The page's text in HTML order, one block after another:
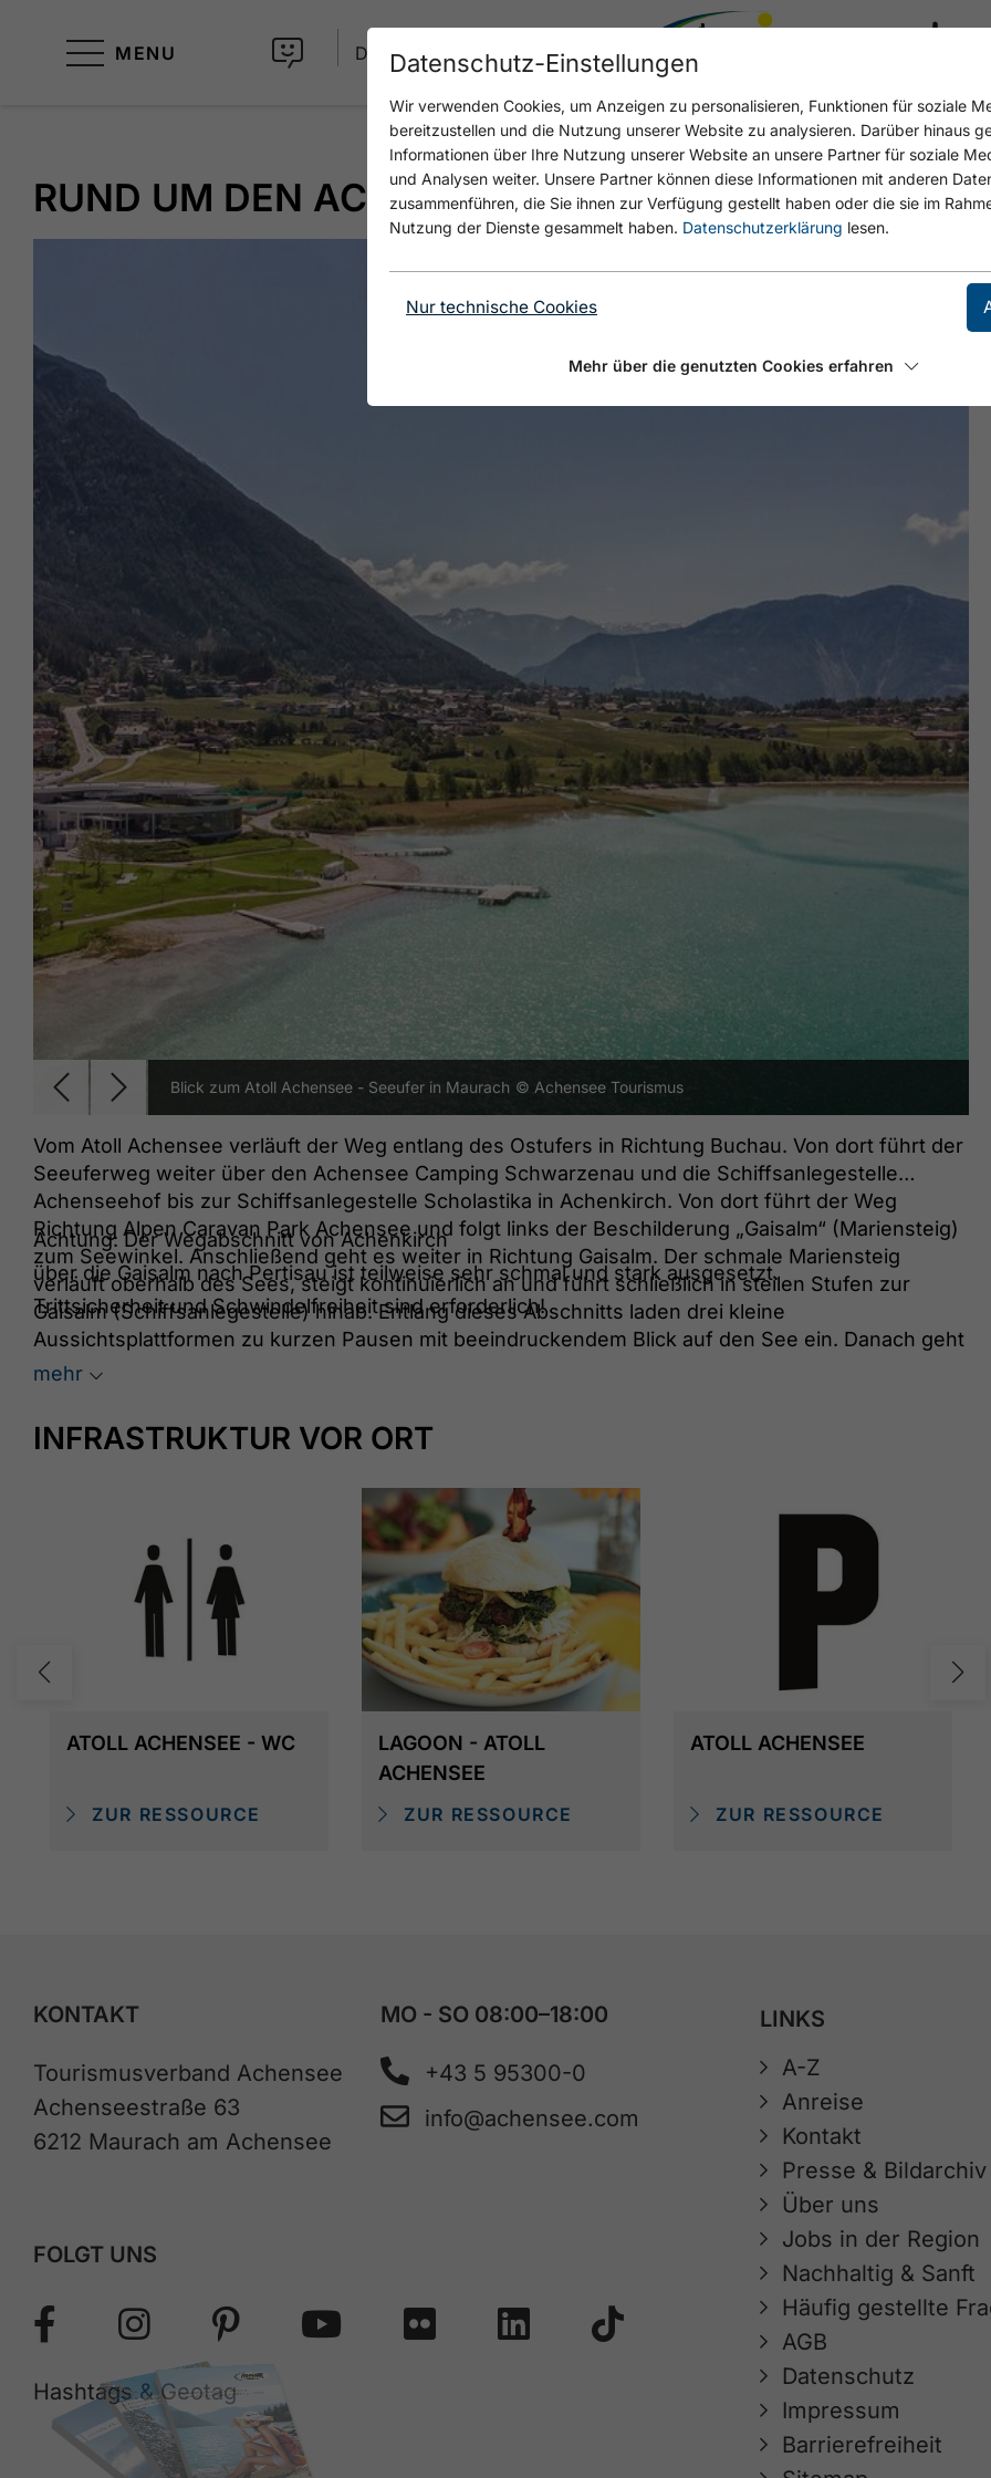
MENU DE
RUND UM DEN ACHENSEE (MAURACH)
Blick zum Atoll Achensee - Seeufer in Maurach © Achensee Tourismus
Vom Atoll Achensee verläuft der Weg entlang des Ostufers in Richtung Buchau. Von dort führt der
Seeuferweg weiter über den Achensee Camping Schwarzenau und die Schiffsanlegestelle
Achenseehof bis zur Schiffsanlegestelle Scholastika in Achenkirch. Von dort führt der Weg
Richtung Alpen Caravan Park Achensee und folgt links der Beschilderung „Gaisalm“ (Mariensteig)
zum Seewinkel. Anschließend geht es weiter in Richtung Gaisalm. Der schmale Mariensteig
verläuft oberhalb des Sees, steigt kontinuierlich an und führt schließlich in steilen Stufen zur
Gaisalm (Schiffsanlegestelle) hinab. Entlang dieses Abschnitts laden drei kleine
Aussichtsplattformen zu kurzen Pausen mit beeindruckendem Blick auf den See ein. Danach geht
es auf schmalen Felssteigen weiter nach Pertisau. Entlang der Seepromenade führt der Weg am
Achensee.
Achtung: Der Wegabschnitt von Achenkirch
über die Gaisalm nach Pertisau ist teilweise sehr schmal und stark ausgesetzt.
Trittsicherheit und Schwindelfreiheit sind erforderlich!
mehr
INFRASTRUKTUR VOR ORT
ATOLL ACHENSEE - WC
ZUR RESSOURCE
LAGOON - ATOLL
ACHENSEE
ZUR RESSOURCE
ATOLL ACHENSEE
ZUR RESSOURCE
KONTAKT
Tourismusverband Achensee
Achenseestraße 63
6212 Maurach am Achensee
MO - SO 08:00–18:00
+43 5 95300-0
info@achensee.com
FOLGT UNS
Hashtags & Geotag
LINKS
A-Z
Anreise
Kontakt
Presse & Bildarchiv
Über uns
Jobs in der Region
Nachhaltig & Sanft
Häufig gestellte
AGB
Datenschutz
Impressum
Barrierefreiheit
Datenschutz-Einstellungen
Wir verwenden Cookies, um Anzeigen zu personalisieren, Funktionen für soziale
bereitzustellen und die Nutzung unserer Website zu analysieren. Darüber hinaus
Informationen über Ihre Nutzung unserer Website an unsere Partner für soziale
und Analysen weiter. Unsere Partner können diese Informationen mit anderen
zusammenführen, die Sie ihnen zur Verfügung gestellt haben oder die sie im
Nutzung der Dienste gesammelt haben. Datenschutzerklärung lesen.
Nur technische Cookies
Mehr über die genutzten Cookies erfahren